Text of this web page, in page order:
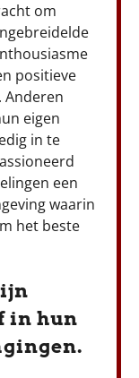
om
positieve
Anderen
eigen
in te
een
waarin
het beste
in hun